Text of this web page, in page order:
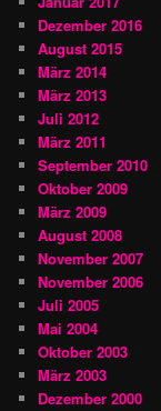
Dezember 2016
August 2015
März 2014
März 2013
Juli 2012
März 2011
September 2010
Oktober 2009
März 2009
August 2008
November 2007
November 2006
Juli 2005
Mai 2004
Oktober 2003
März 2003
Dezember 2000